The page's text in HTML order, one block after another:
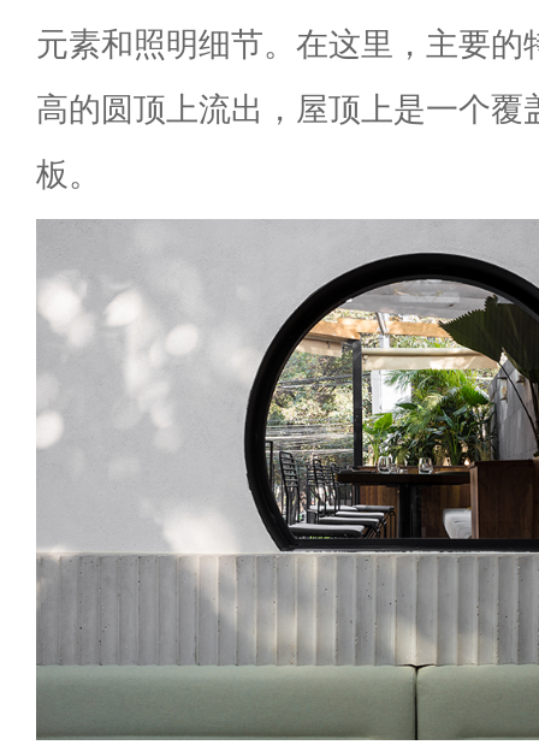
元素和照明细节。在这里，主要的
高的圆顶上流出，屋顶上是一个覆
板。